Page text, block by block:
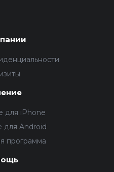
для iPhone
для Android
программа